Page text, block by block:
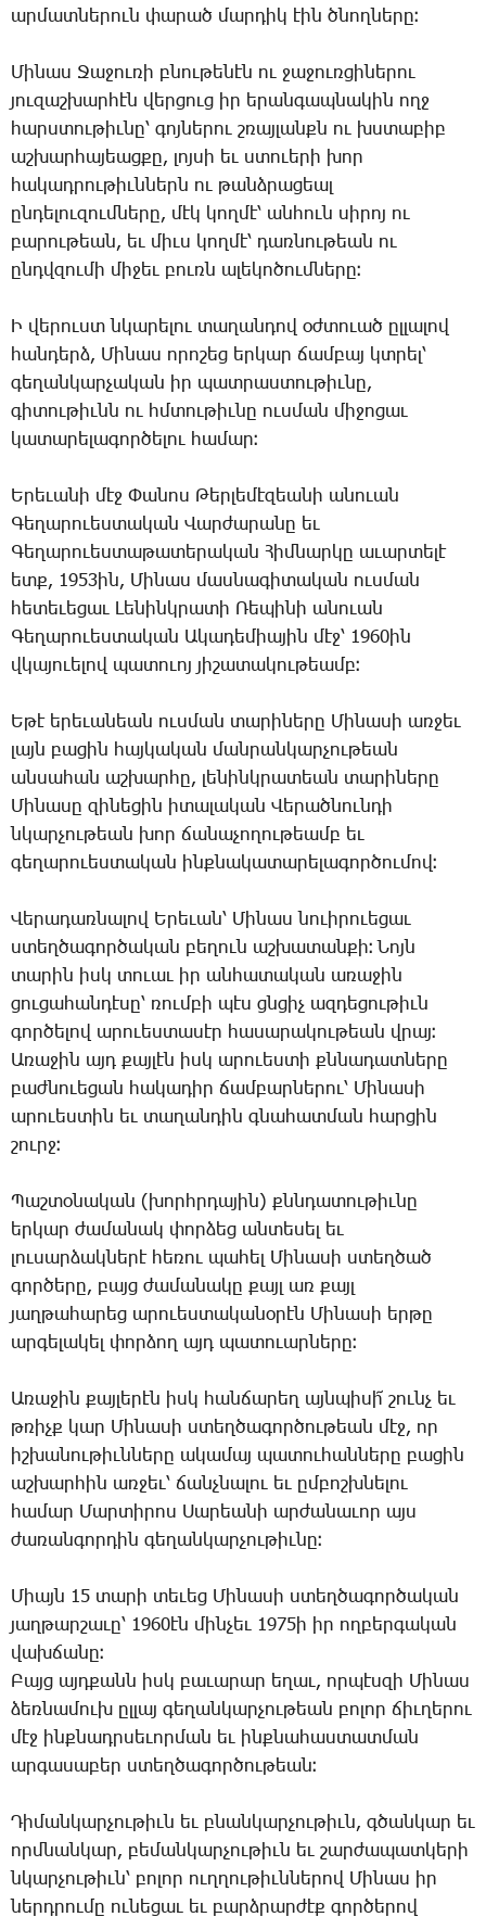
ար­մատ­նե­րուն փա­րած մար­դիկ էին ծնող­նե­րը։
Մի­նաս ­Ջա­ջու­ռի բնու­թե­նէն ու ջա­ջուռ­ցի­նե­րու
յու­զաշ­խար­հէն վեր­ցուց իր ե­րան­գապ­նա­կին ողջ
հարս­տու­թիւ­նը՝ գոյ­նե­րու շռայ­լանքն ու խստա­բիբ
աշ­խար­հա­յեաց­քը, լոյ­սի եւ ստո­ւե­րի խոր
հա­կադ­րու­թիւն­ներն ու թանձ­րա­ցեալ
ըն­դե­լու­զում­նե­րը, մէկ կող­մէ՝ ան­հուն սի­րոյ ու
բա­րու­թեան, եւ միւս կող­մէ՝ դառ­նու­թեան ու
ընդվ­զու­մի մի­ջեւ բուռն ա­լե­կո­ծում­նե­րը։
Ի վե­րուստ նկա­րե­լու տա­ղան­դով օժ­տո­ւած ըլ­լա­լով
հան­դերձ, ­Մի­նաս ո­րո­շեց եր­կար ճամ­բայ կտրել՝
գե­ղան­կար­չա­կան իր պատ­րաս­տու­թիւ­նը,
գի­տու­թիւնն ու հմտու­թիւ­նը ուս­ման մի­ջո­ցաւ
կա­տա­րե­լա­գոր­ծե­լու հա­մար։
Ե­րե­ւա­նի մէջ ­Փա­նոս ­Թեր­լե­մէ­զեա­նի ա­նո­ւան
­Գե­ղա­րո­ւես­տա­կան ­Վար­ժա­րա­նը եւ
­Գե­ղա­րո­ւես­տա­թա­տե­րա­կան ­Հիմ­նար­կը ա­ւար­տե­լէ
ետք, 1953ին, ­Մի­նաս մաս­նա­գի­տա­կան ուս­ման
հե­տե­ւե­ցաւ ­Լե­նինկ­րա­տի ­Ռե­պի­նի ա­նո­ւան
­Գե­ղա­րո­ւես­տա­կան Ա­կա­դե­միա­յին մէջ՝ 1960ին
վկա­յո­ւե­լով պա­տո­ւոյ յի­շա­տա­կու­թեամբ։
Ե­թէ ե­րե­ւա­նեան ուս­ման տա­րի­նե­րը ­Մի­նա­սի առ­ջեւ
լայն բա­ցին հայ­կա­կան ման­րան­կար­չու­թեան
ան­սա­հան աշ­խար­հը, լե­նինկ­րա­տեան տա­րի­նե­րը
­Մի­նա­սը զի­նե­ցին ի­տա­լա­կան ­Վե­րած­նուն­դի
նկար­չու­թեան խոր ճա­նա­չո­ղու­թեամբ եւ
գե­ղա­րո­ւես­տա­կան ինք­նա­կա­տա­րե­լա­գոր­ծու­մով։
Վե­րա­դառ­նա­լով Ե­րե­ւան՝ ­Մի­նաս նո­ւի­րո­ւե­ցաւ
ստեղ­ծա­գոր­ծա­կան բե­ղուն աշ­խա­տան­քի։ ­Նոյն
տա­րին իսկ տո­ւաւ իր ան­հա­տա­կան ա­ռա­ջին
ցու­ցա­հան­դէ­սը՝ ռում­բի պէս ցնցիչ ազ­դե­ցու­թիւն
գոր­ծե­լով ա­րո­ւես­տա­սէր հա­սա­րա­կու­թեան վրայ։
Ա­ռա­ջին այդ քայ­լէն իսկ ա­րո­ւես­տի քննա­դատ­նե­րը
բաժ­նո­ւե­ցան հա­կա­դիր ճամ­բար­նե­րու՝ ­Մի­նա­սի
ա­րո­ւես­տին եւ տա­ղան­դին գնա­հատ­ման հար­ցին
շուրջ։
Պաշ­տօ­նա­կան (խորհր­դա­յին) քննդա­տու­թիւ­նը
եր­կար ժա­մա­նակ փոր­ձեց ան­տե­սել եւ
լու­սար­ձակ­նե­րէ հե­ռու պա­հել ­Մի­նա­սի ստեղ­ծած
գոր­ծե­րը, բայց ժա­մա­նա­կը քայլ առ քայլ
յաղ­թա­հա­րեց ա­րո­ւես­տա­կա­նօ­րէն ­Մի­նա­սի եր­թը
ար­գե­լա­կել փոր­ձող այդ պատուար­նե­րը։
Ա­ռա­ջին քայ­լե­րէն իսկ հան­ճա­րեղ այն­պի­սի՜ շունչ եւ
թռիչք կար ­Մի­նա­սի ստեղ­ծա­գոր­ծու­թեան մէջ, որ
իշ­խա­նու­թիւն­նե­րը ա­կա­մայ պա­տու­հան­նե­րը բա­ցին
աշ­խար­հին առ­ջեւ՝ ճանչ­նա­լու եւ ըմ­բոշխ­նե­լու
հա­մար Մար­տի­րոս ­Սա­րեա­նի ար­ժա­նա­ւոր այս
ժա­ռան­գոր­դին գե­ղան­կար­չու­թիւ­նը։
Միայն 15 տա­րի տե­ւեց ­Մի­նա­սի ստեղ­ծա­գոր­ծա­կան
յաղ­թար­շա­ւը՝ 1960էն մին­չեւ 1975ի իր ող­բեր­գա­կան
վախ­ճա­նը։
Բայց այդ­քանն իսկ բա­ւա­րար ե­ղաւ, որ­պէս­զի ­Մի­նաս
ձեռ­նա­մուխ ըլ­լայ գե­ղան­կար­չու­թեան բո­լոր ճիւ­ղե­րու
մէջ ինք­նադր­սե­ւոր­ման եւ ինք­նա­հաս­տատ­ման
ար­գա­սա­բեր ստեղ­ծա­գոր­ծու­թեան։
Դի­ման­կար­չու­թիւն եւ բնան­կար­չու­թիւն, գծան­կար եւ
որմ­նան­կար, բե­ման­կար­չու­թիւն եւ շար­ժա­պատ­կե­րի
նկար­չու­թիւն՝ բո­լոր ուղ­ղու­թիւն­նե­րով ­Մի­նաս իր
ներդ­րու­մը ու­նե­ցաւ եւ բարձ­րար­ժէք գոր­ծե­րով